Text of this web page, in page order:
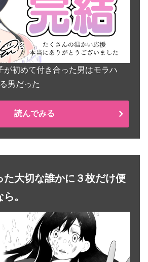
が初めて付き合った男はモラハ
男だった
読んでみる
た大切な誰かに３枚だけ便
。